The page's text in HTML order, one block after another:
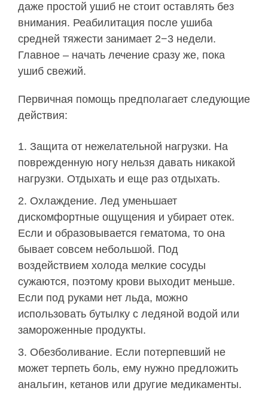
даже простой ушиб не стоит оставлять без
внимания. Реабилитация после ушиба
средней тяжести занимает 2−3 недели.
Главное – начать лечение сразу же, пока
ушиб свежий.
Первичная помощь предполагает следующие
действия:
Защита от нежелательной нагрузки. На
поврежденную ногу нельзя давать никакой
нагрузки. Отдыхать и еще раз отдыхать.
Охлаждение. Лед уменьшает
дискомфортные ощущения и убирает отек.
Если и образовывается гематома, то она
бывает совсем небольшой. Под
воздействием холода мелкие сосуды
сужаются, поэтому крови выходит меньше.
Если под руками нет льда, можно
использовать бутылку с ледяной водой или
замороженные продукты.
Обезболивание. Если потерпевший не
может терпеть боль, ему нужно предложить
анальгин, кетанов или другие медикаменты.